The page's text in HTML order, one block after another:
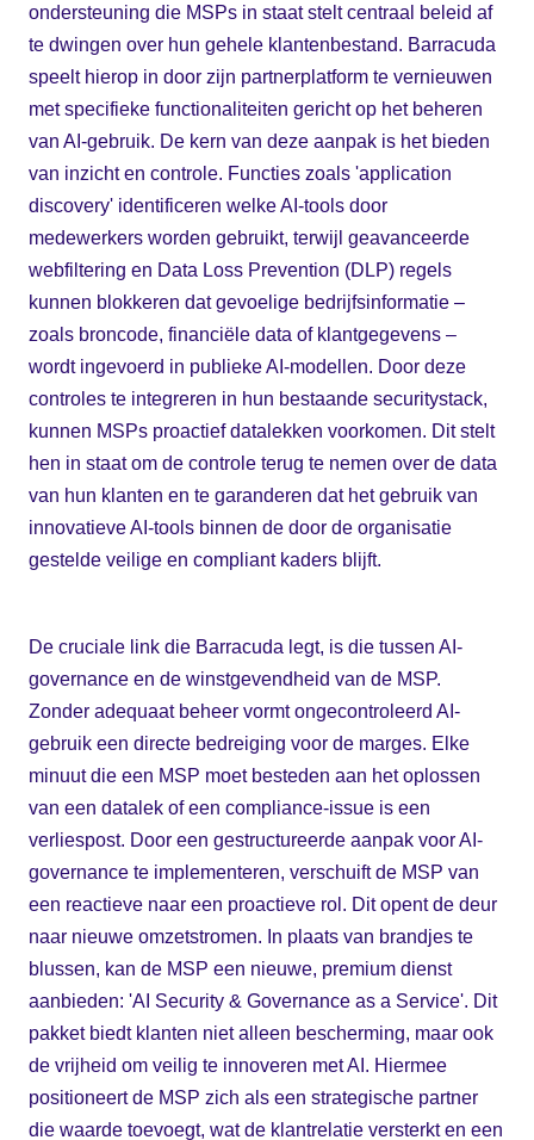
ondersteuning die MSPs in staat stelt centraal beleid af
te dwingen over hun gehele klantenbestand. Barracuda
speelt hierop in door zijn partnerplatform te vernieuwen
met specifieke functionaliteiten gericht op het beheren
van AI-gebruik. De kern van deze aanpak is het bieden
van inzicht en controle. Functies zoals 'application
discovery' identificeren welke AI-tools door
medewerkers worden gebruikt, terwijl geavanceerde
webfiltering en Data Loss Prevention (DLP) regels
kunnen blokkeren dat gevoelige bedrijfsinformatie –
zoals broncode, financiële data of klantgegevens –
wordt ingevoerd in publieke AI-modellen. Door deze
controles te integreren in hun bestaande securitystack,
kunnen MSPs proactief datalekken voorkomen. Dit stelt
hen in staat om de controle terug te nemen over de data
van hun klanten en te garanderen dat het gebruik van
innovatieve AI-tools binnen de door de organisatie
gestelde veilige en compliant kaders blijft.
De cruciale link die Barracuda legt, is die tussen AI-
governance en de winstgevendheid van de MSP.
Zonder adequaat beheer vormt ongecontroleerd AI-
gebruik een directe bedreiging voor de marges. Elke
minuut die een MSP moet besteden aan het oplossen
van een datalek of een compliance-issue is een
verliespost. Door een gestructureerde aanpak voor AI-
governance te implementeren, verschuift de MSP van
een reactieve naar een proactieve rol. Dit opent de deur
naar nieuwe omzetstromen. In plaats van brandjes te
blussen, kan de MSP een nieuwe, premium dienst
aanbieden: 'AI Security & Governance as a Service'. Dit
pakket biedt klanten niet alleen bescherming, maar ook
de vrijheid om veilig te innoveren met AI. Hiermee
positioneert de MSP zich als een strategische partner
die waarde toevoegt, wat de klantrelatie versterkt en een